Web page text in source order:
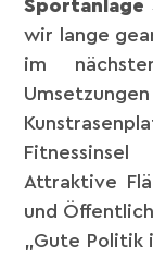
Sportanlage
wir lange
im
Attraktive
und
„Gute Politik